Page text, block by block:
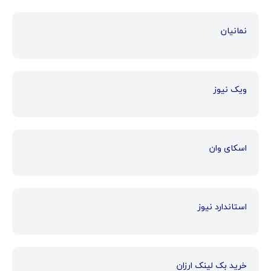
نمانیان
ویک نیوز
اسکای وان
استاندارد نیوز
خرید بک لینک ارزان